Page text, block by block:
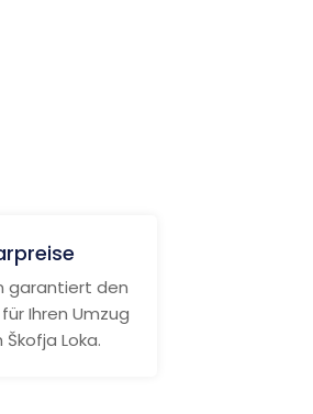
garantiert den
Ihren Umzug
Loka.